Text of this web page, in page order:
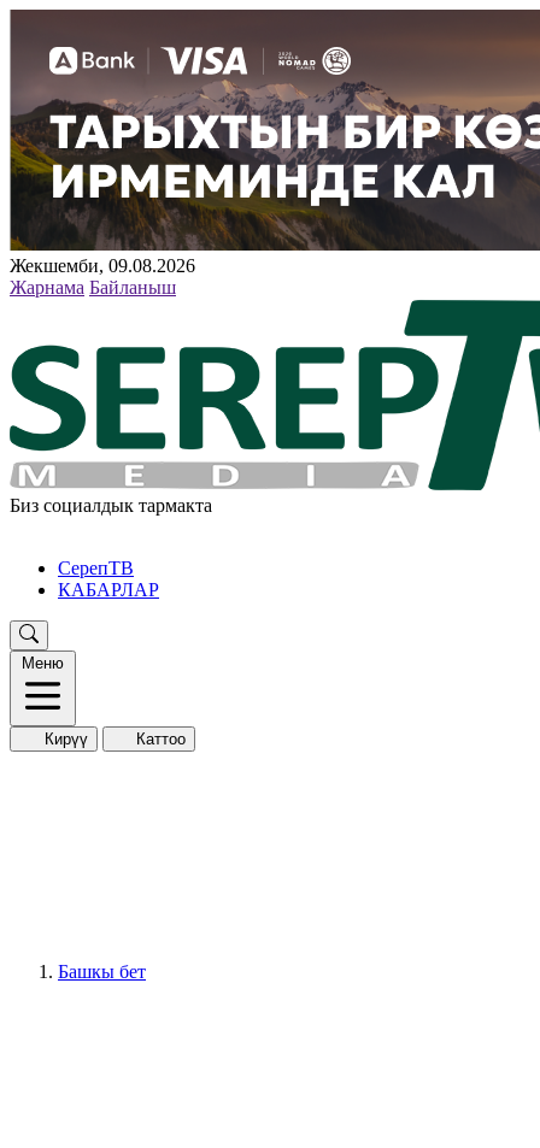
Жекшемби, 09.08.2026
Жарнама Байланыш
Биз социалдык тармакта
СерепТВ
КАБАРЛАР
Меню
Кирүү Каттоо
Башкы бет